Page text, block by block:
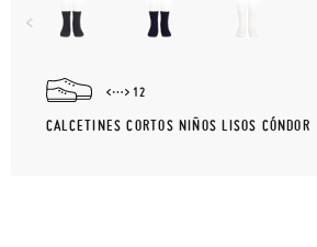
12
CALCETINES CORTOS NIÑOS LISOS CÓNDOR